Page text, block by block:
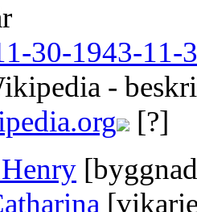
30-1943-11-
-
[?]